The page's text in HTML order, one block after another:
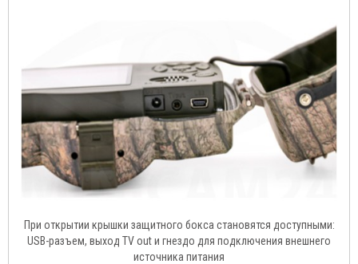
При открытии крышки защитного бокса становятся доступными:
USB-разъем, выход TV out и гнездо для подключения внешнего
источника питания